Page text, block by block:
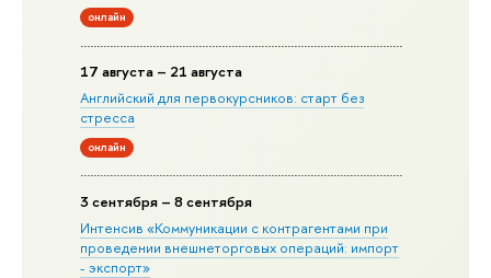
онлайн
17 августа – 21 августа
Английский для первокурсников: старт без
стресса
онлайн
3 сентября – 8 сентября
Интенсив «Коммуникации с контрагентами при
проведении внешнеторговых операций: импорт
- экспорт»